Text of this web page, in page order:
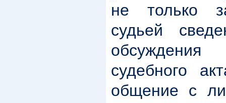
не только
судьей
судебного
общение с